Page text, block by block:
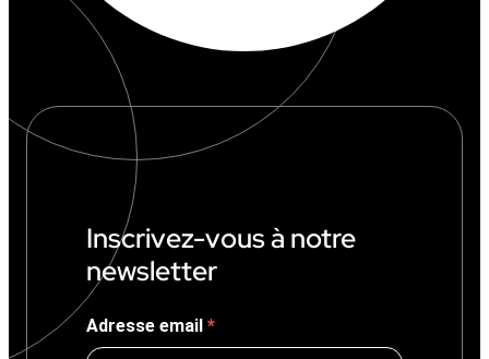
Inscrivez-vous à notre
newsletter
Adresse email